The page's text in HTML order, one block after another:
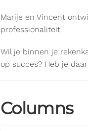
Marije en Vincent
professionaliteit.
Wil je binnen je
op succes? Heb je
Columns